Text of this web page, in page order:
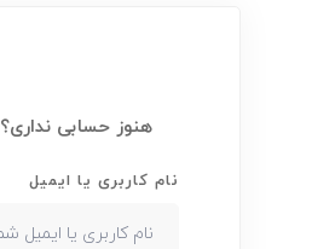
هنوز حسابی نداری؟
نام کاربری یا ایمیل